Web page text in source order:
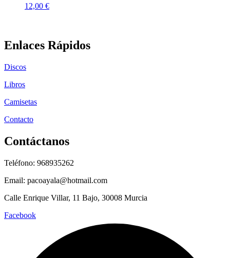
12,00 €
Enlaces Rápidos
Discos
Libros
Camisetas
Contacto
Contáctanos
Teléfono: 968935262
Email: pacoayala@hotmail.com
Calle Enrique Villar, 11 Bajo, 30008 Murcia
Facebook